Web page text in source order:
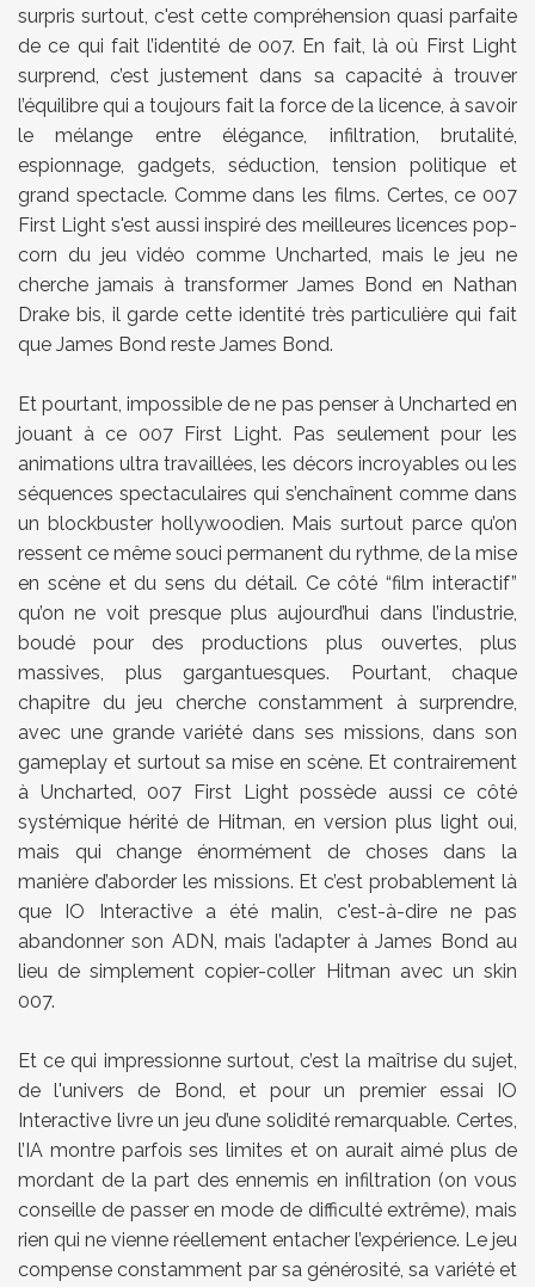
surpris surtout, c'est cette compréhension quasi parfaite
de ce qui fait l’identité de 007. En fait, là où First Light
surprend, c’est justement dans sa capacité à trouver
l’équilibre qui a toujours fait la force de la licence, à savoir
le mélange entre élégance, infiltration, brutalité,
espionnage, gadgets, séduction, tension politique et
grand spectacle. Comme dans les films. Certes, ce 007
First Light s'est aussi inspiré des meilleures licences pop-
corn du jeu vidéo comme Uncharted, mais le jeu ne
cherche jamais à transformer James Bond en Nathan
Drake bis, il garde cette identité très particulière qui fait
que James Bond reste James Bond.
Et pourtant, impossible de ne pas penser à Uncharted en
jouant à ce 007 First Light. Pas seulement pour les
animations ultra travaillées, les décors incroyables ou les
séquences spectaculaires qui s’enchaînent comme dans
un blockbuster hollywoodien. Mais surtout parce qu’on
ressent ce même souci permanent du rythme, de la mise
en scène et du sens du détail. Ce côté “film interactif”
qu’on ne voit presque plus aujourd’hui dans l’industrie,
boudé pour des productions plus ouvertes, plus
massives, plus gargantuesques. Pourtant, chaque
chapitre du jeu cherche constamment à surprendre,
avec une grande variété dans ses missions, dans son
gameplay et surtout sa mise en scène. Et contrairement
à Uncharted, 007 First Light possède aussi ce côté
systémique hérité de Hitman, en version plus light oui,
mais qui change énormément de choses dans la
manière d’aborder les missions. Et c’est probablement là
que IO Interactive a été malin, c'est-à-dire ne pas
abandonner son ADN, mais l’adapter à James Bond au
lieu de simplement copier-coller Hitman avec un skin
007.
Et ce qui impressionne surtout, c’est la maîtrise du sujet,
de l'univers de Bond, et pour un premier essai IO
Interactive livre un jeu d’une solidité remarquable. Certes,
l’IA montre parfois ses limites et on aurait aimé plus de
mordant de la part des ennemis en infiltration (on vous
conseille de passer en mode de difficulté extrême), mais
rien qui ne vienne réellement entacher l’expérience. Le jeu
compense constamment par sa générosité, sa variété et